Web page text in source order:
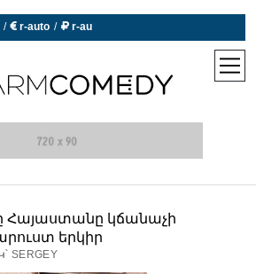
/  r-auto /  r-au
open
Հայաստանը կճանաչի
երկիր
SERGEY